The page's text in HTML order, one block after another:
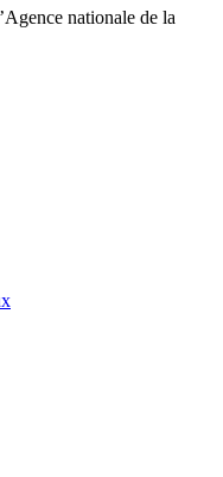
nationale de la